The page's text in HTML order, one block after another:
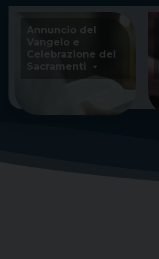
Skip
content
Annuncio del
Vangelo e
Celebrazione dei
Sacramenti